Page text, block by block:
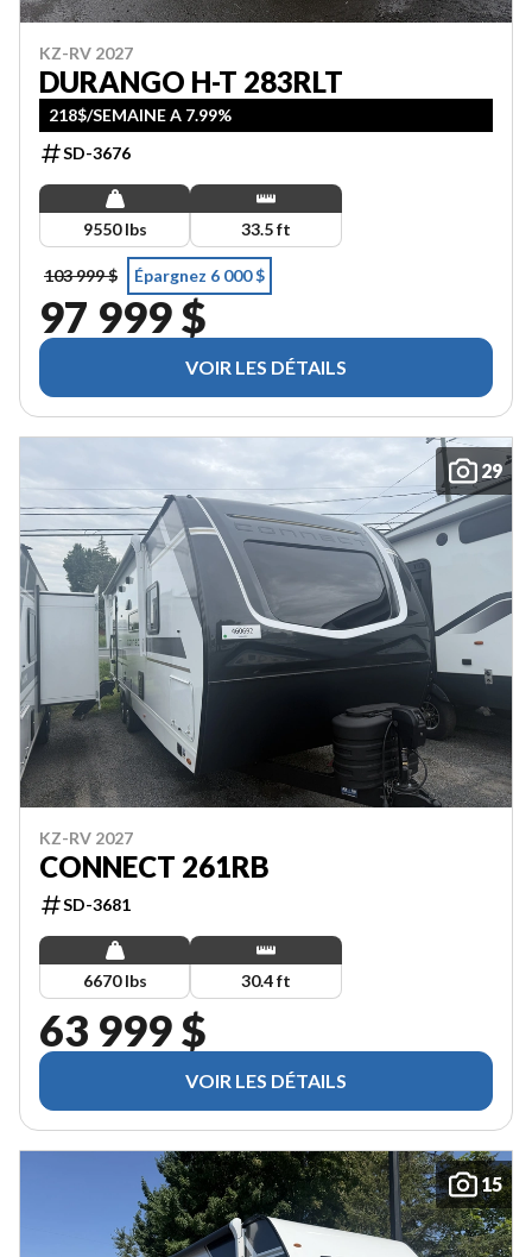
KZ-RV 2027
DURANGO H-T 283RLT
218$/SEMAINE A 7.99%
SD-3676
9550 lbs 33.5 ft
103 999 $ Épargnez 6 000 $
97 999 $
VOIR LES DÉTAILS
29
KZ-RV 2027
CONNECT 261RB
SD-3681
6670 lbs 30.4 ft
63 999 $
VOIR LES DÉTAILS
15